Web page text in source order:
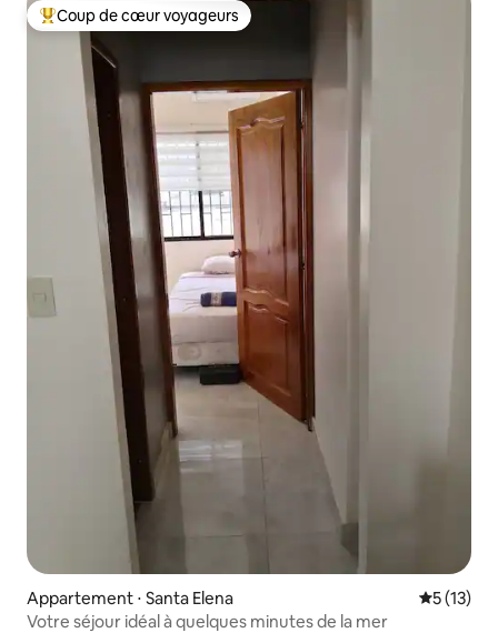
Coups de cœur voyageurs les plus appréciés
Coup de cœur voyageurs
Appartement ⋅ Santa Elena
5 (13)
Votre séjour idéal à quelques minutes de la mer